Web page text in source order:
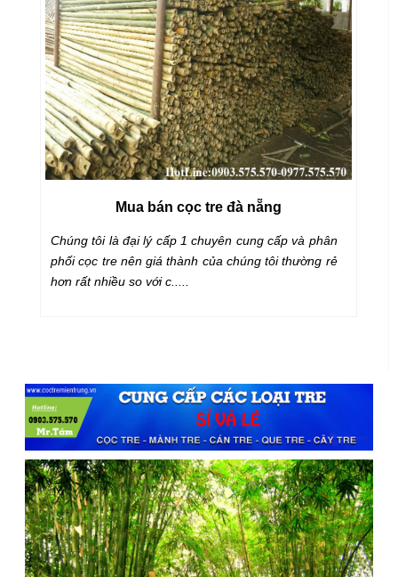
Mua bán cọc tre đà nẵng
Chúng tôi là đại lý cấp 1 chuyên cung cấp và phân
phối cọc tre nên giá thành của chúng tôi thường rẻ
hơn rất nhiều so với c.....